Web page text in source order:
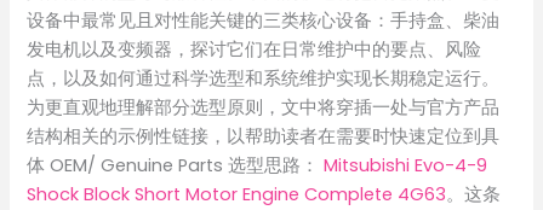
设备中最常见且对性能关键的三类核心设备：手持盒、柴油
发电机以及变频器，探讨它们在日常维护中的要点、风险
点，以及如何通过科学选型和系统维护实现长期稳定运行。
为更直观地理解部分选型原则，文中将穿插一处与官方产品
结构相关的示例性链接，以帮助读者在需要时快速定位到具
体 OEM/ Genuine Parts 选型思路：Mitsubishi Evo-4-9
Shock Block Short Motor Engine Complete 4G63。这条